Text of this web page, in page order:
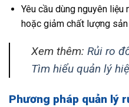
Yêu cầu dùng nguyên
hoặc giảm chất lượng sản
Xem thêm: Rủi ro
Tìm hiểu quản lý
Phương pháp quản lý